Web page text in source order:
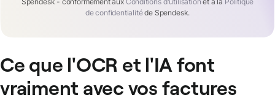
de confidentialitéde Spendesk.
Ce que l'OCR et l'IA font
vraiment avec vos factures